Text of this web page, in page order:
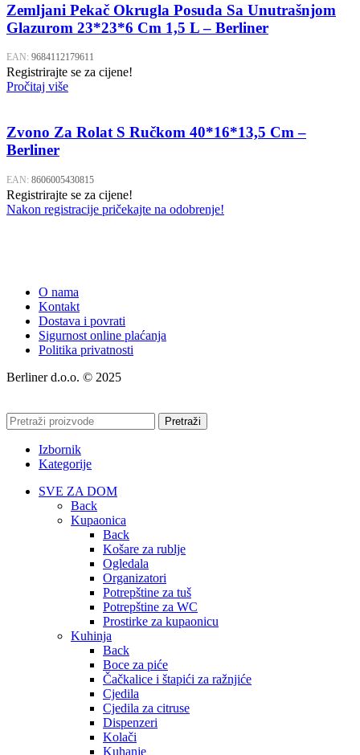
Zemljani Pekač Okrugla Posuda Sa Unutrašnjom
Glazurom 23*23*6 Cm 1,5 L – Berliner
EAN: 9684112179611
Registrirajte se za cijene!
Pročitaj više
Zvono Za Rolat S Ručkom 40*16*13,5 Cm –
Berliner
EAN: 8606005430815
Registrirajte se za cijene!
Nakon registracije pričekajte na odobrenje!
O nama
Kontakt
Dostava i povrati
Sigurnost online plaćanja
Politika privatnosti
Berliner d.o.o. © 2025
Pretraži
Izbornik
Kategorije
SVE ZA DOM
Back
Kupaonica
Back
Košare za rublje
Ogledala
Organizatori
Potrepštine za tuš
Potrepštine za WC
Prostirke za kupaonicu
Kuhinja
Back
Boce za piće
Čačkalice i štapići za ražnjiće
Cjedila
Cjedila za citruse
Dispenzeri
Kolači
Kuhanje